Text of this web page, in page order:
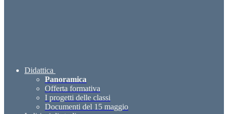
Didattica
Panoramica
Offerta formativa
I progetti delle classi
Documenti del 15 maggio